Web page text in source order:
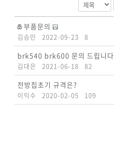
부품문의
김승민 2022-09-23 8
brk540 brk600 문의 드립니다
김대은 2021-06-18 82
전방칩초기 규격은?
이익수 2020-02-05 109